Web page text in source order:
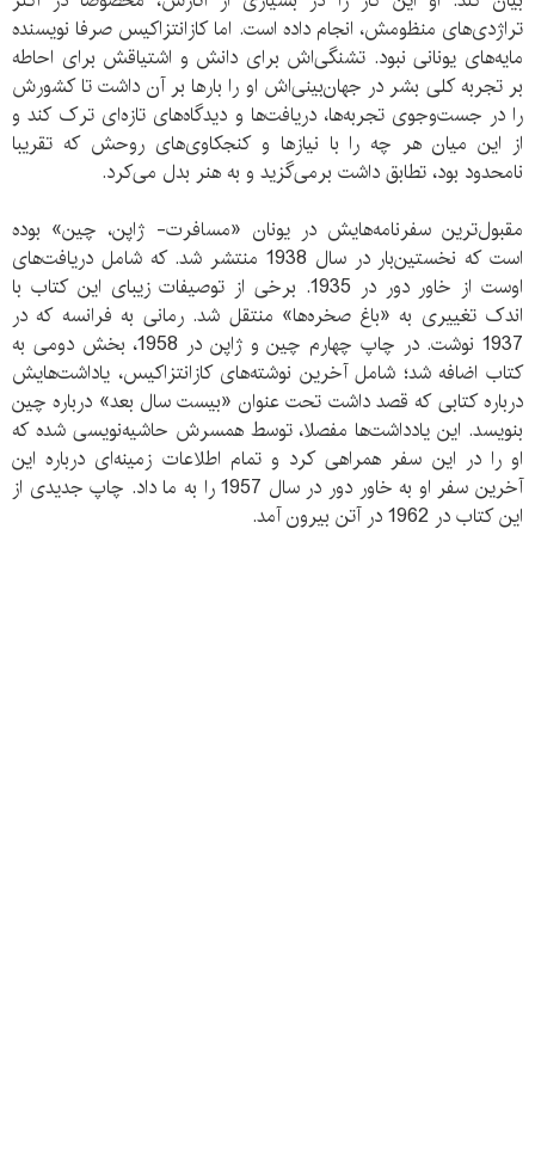
تراژدی‌های منظومش، انجام داده است. اما کازانتزاکیس صرفا نویسنده‌
مایه‌های یونانی نبود. تشنگی‌اش برای دانش و اشتیاقش برای احاطه
بر تجربه کلی بشر در جهان‌بینی‌اش او را بارها بر آن داشت تا کشورش
را در جست‌وجوی تجربه‌ها، دریافت‌ها و دیدگاه‌های تازه‌ای ترک کند و
از این میان هر چه را با نیازها و کنجکاوی‌های روحش که تقریبا
نامحدود بود، تطابق داشت برمی‌گزید و به هنر بدل می‌کرد.
مقبول‌ترین سفرنامه‌هایش در یونان «مسافرت- ژاپن، چین» بوده
است که نخستین‌بار در سال 1938 منتشر شد. که شامل دریافت‌های
اوست از خاور دور در 1935. برخی از توصیفات زیبای این کتاب با
اندک تغییری به «باغ صخره‌ها» منتقل شد. رمانی به فرانسه که در
1937 نوشت. در چاپ چهارم چین و ژاپن در 1958، بخش دومی به
کتاب اضافه شد؛ شامل آخرین نوشته‌های کازانتزاکیس، یاداشت‌هایش
درباره کتابی که قصد داشت تحت عنوان «بیست سال بعد» درباره چین
بنویسد. این یادداشت‌ها مفصلا، توسط همسرش حاشیه‌نویسی شده که
او را در این سفر همراهی کرد و تمام اطلاعات زمینه‌ای درباره این
آخرین سفر او به خاور دور در سال 1957 را به ما داد. چاپ جدیدی از
این کتاب در 1962 در آتن بیرون آمد.